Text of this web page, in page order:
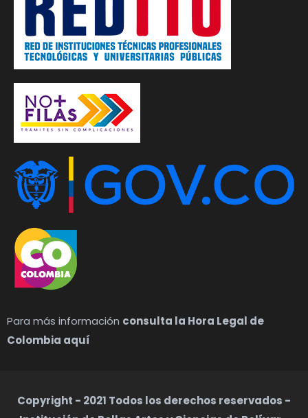
Para más información consulta la Hora Legal de
Colombia aquí
Copyright - 2021 Todos los derechos reservados -